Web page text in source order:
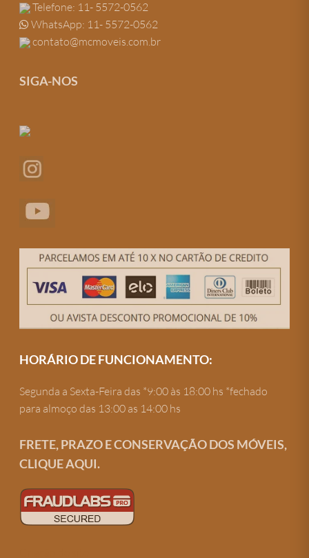
Telefone: 11- 5572-0562
WhatsApp: 11- 5572-0562
contato@mcmoveis.com.br
SIGA-NOS
HORÁRIO DE FUNCIONAMENTO:
Segunda a Sexta-Feira das *9:00 às 18:00 hs *fechado
para almoço das 13:00 as 14:00 hs
FRETE, PRAZO E CONSERVAÇÃO DOS MÓVEIS,
CLIQUE AQUI.